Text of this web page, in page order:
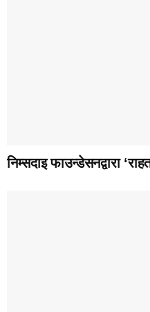
निम्सदाइ फाउन्डेसनद्वारा